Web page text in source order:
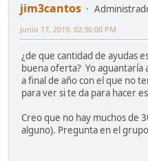
jim3cantos
Junio 17, 2019, 02:36:00 PM
¿de que cantidad de ayudas
buena oferta? Yo aguantaría
a final de año con el que no
para ver si te da para hacer
Creo que no hay muchos de
alguno). Pregunta en el